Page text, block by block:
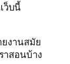
ว็บนี้
ยงานสมัย
าสอนบ้าง